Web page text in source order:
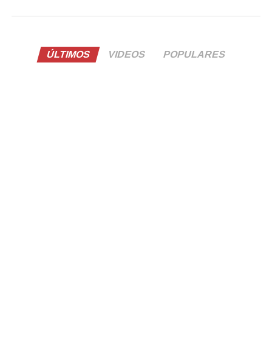
ÚLTIMOS VIDEOS POPULARES